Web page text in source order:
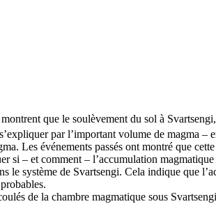
que le soulèvement du sol à
par l’important volume de magma
Les événements passés ont montré que
si – et comment – l’accumulation
le système de Svartsengi. Cela indique que
de la chambre magmatique sous